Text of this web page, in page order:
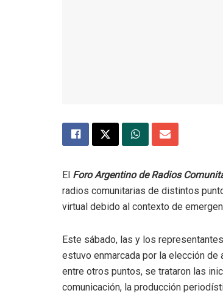
El Foro Argentino de Radios
radios comunitarias de distintos
virtual debido al contexto de
Este sábado, las y los
estuvo enmarcada por la elección
entre otros puntos, se trataron las
comunicación, la producción